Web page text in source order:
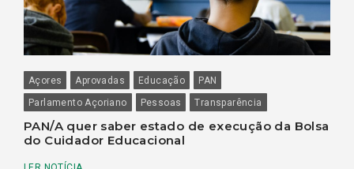
Açores Aprovadas Educação
PAN
Parlamento Açoriano
Pessoas Transparência
PAN/A quer saber estado de execução da Bolsa
do Cuidador Educacional